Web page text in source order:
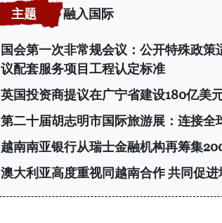
融入国际
国会第一次非常规会议：公开特殊政
议配套服务项目工程认定标准
英国投资商提议在广宁省建设180亿美
第二十届胡志明市国际旅游展：连接全
越南南亚银行从瑞士金融机构再筹集
澳大利亚高度重视同越南合作 共同促